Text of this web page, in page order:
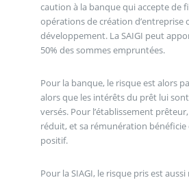
caution à la banque qui accepte de
opérations de création d’entreprise
développement. La SAIGI peut
50% des sommes empruntées.
Pour la banque, le risque est alors
alors que les intérêts du prêt lui
versés. Pour l’établissement
réduit, et sa rémunération bénéficie
positif.
Pour la SIAGI, le risque pris est